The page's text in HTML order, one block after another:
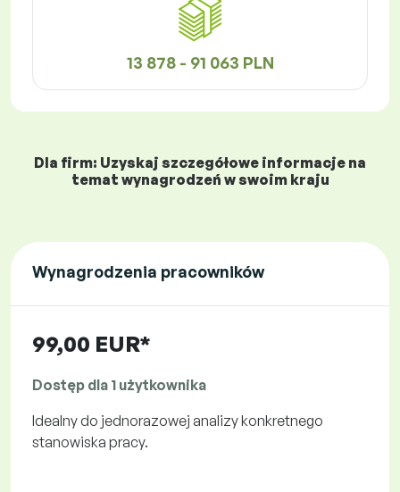
13 878 - 91 063 PLN
Dla firm: Uzyskaj szczegółowe informacje na
temat wynagrodzeń w swoim kraju
Wynagrodzenia pracowników
99,00 EUR*
Dostęp dla 1 użytkownika
Idealny do jednorazowej analizy konkretnego
stanowiska pracy.